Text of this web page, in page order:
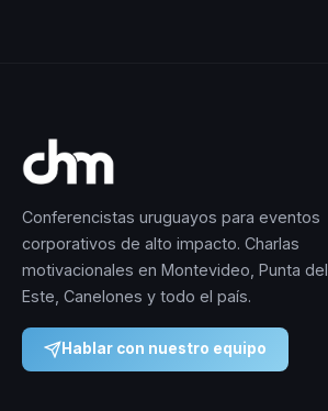
Conferencistas uruguayos para eventos
corporativos de alto impacto. Charlas
motivacionales en Montevideo, Punta del
Este, Canelones y todo el país.
Hablar con nuestro equipo